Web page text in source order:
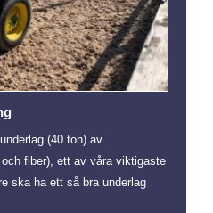
(40 ton) av
fiber), ett av våra viktigaste
ska ha ett så bra underlag